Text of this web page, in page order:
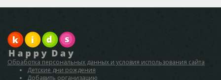
Обработка персональных данных и условия использования сайта
Детские дни рождения
Добавить организацию